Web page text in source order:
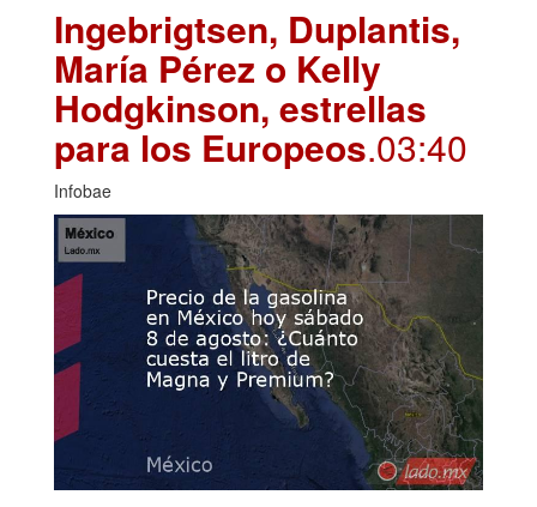
Ingebrigtsen, Duplantis,
María Pérez o Kelly
Hodgkinson, estrellas
para los Europeos.03:40
Infobae